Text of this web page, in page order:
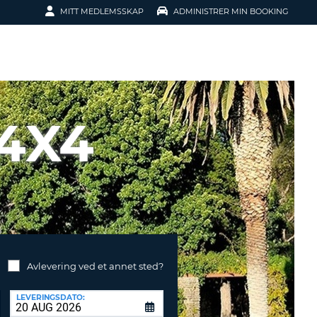
MITT MEDLEMSSKAP
BOOKING
KONTO
ADMINISTRER MIN BOOKING
Avlevering ved et annet sted?
LEVERINGSDATO: